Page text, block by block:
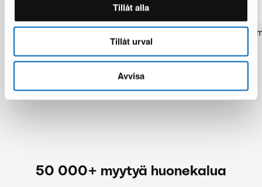
Tillåt alla
Tillåt urval
Avvisa
1 varastossa · Upouusi kunto
1 537 €
Pakistan handknotted
1 varastossa · Upouusi kunto
283 €
50 000+ myytyä huonekalua